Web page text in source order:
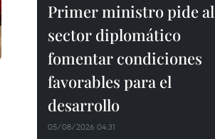
Primer ministro pide al
sector diplomático
fomentar condiciones
favorables para el
desarrollo
05/08/2026 04:31